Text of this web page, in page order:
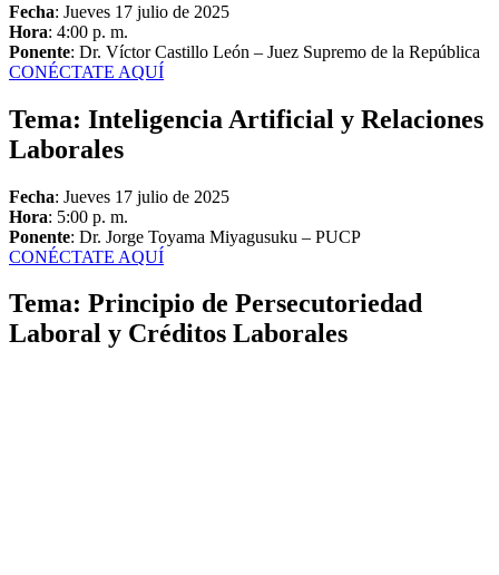
Fecha: Jueves 17 julio de 2025
Hora: 4:00 p. m.
Ponente: Dr. Víctor Castillo León – Juez Supremo de la República
CONÉCTATE AQUÍ
Tema: Inteligencia Artificial y Relaciones
Laborales
Fecha: Jueves 17 julio de 2025
Hora: 5:00 p. m.
Ponente: Dr. Jorge Toyama Miyagusuku – PUCP
CONÉCTATE AQUÍ
Tema: Principio de Persecutoriedad
Laboral y Créditos Laborales